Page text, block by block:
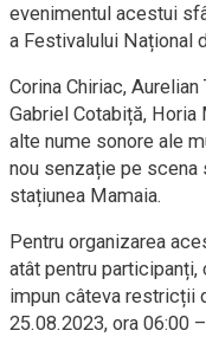
evenimentul acestui
a Festivalului Național
Corina Chiriac,
Gabriel Cotabiță, Horia
alte nume sonore ale
nou senzație pe scena
stațiunea Mamaia.
Pentru organizarea
atât pentru
impun câteva restricții
25.08.2023, ora 06:00